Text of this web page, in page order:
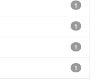
1
1
1
1